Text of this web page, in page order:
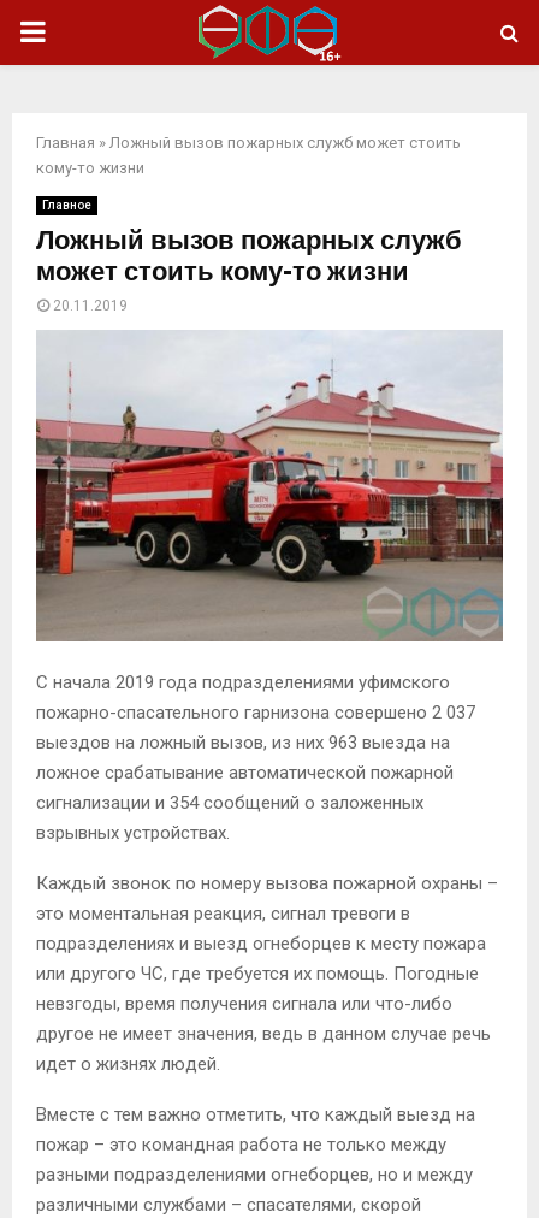
ОСНОВНОЕ
Главная » Ложный вызов пожарных служб может стоить
кому-то жизни
Главное
Ложный вызов пожарных служб
может стоить кому-то жизни
20.11.2019
С начала 2019 года подразделениями уфимского
пожарно-спасательного гарнизона совершено 2 037
выездов на ложный вызов, из них 963 выезда на
ложное срабатывание автоматической пожарной
сигнализации и 354 сообщений о заложенных
взрывных устройствах.
Каждый звонок по номеру вызова пожарной охраны –
это моментальная реакция, сигнал тревоги в
подразделениях и выезд огнеборцев к месту пожара
или другого ЧС, где требуется их помощь. Погодные
невзгоды, время получения сигнала или что-либо
другое не имеет значения, ведь в данном случае речь
идет о жизнях людей.
Вместе с тем важно отметить, что каждый выезд на
пожар – это командная работа не только между
разными подразделениями огнеборцев, но и между
различными службами – спасателями, скорой